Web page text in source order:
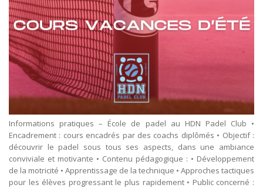
Informations pratiques – École de padel au HDN Padel Club •
Encadrement : cours encadrés par des coachs diplômés • Objectif :
découvrir le padel sous tous ses aspects, dans une ambiance
conviviale et motivante • Contenu pédagogique : • Développement
de la motricité • Apprentissage de la technique • Approches tactiques
pour les élèves progressant le plus rapidement • Public concerné :